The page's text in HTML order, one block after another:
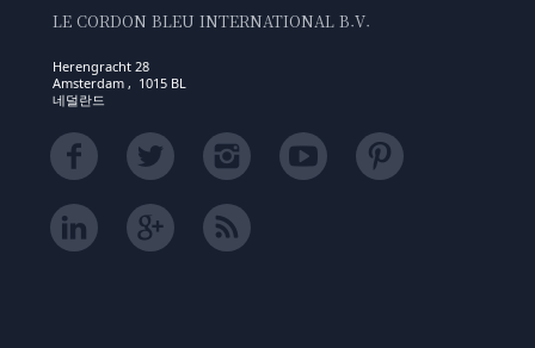
LE CORDON BLEU INTERNATIONAL B.V.
Herengracht 28
Amsterdam , 1015 BL
네덜란드